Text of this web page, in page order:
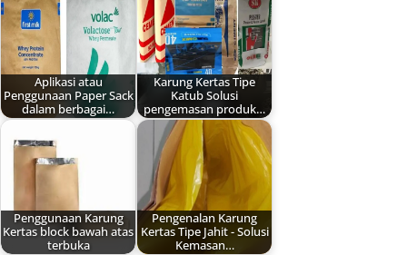
Aplikasi atau
Penggunaan Paper Sack
dalam berbagai…
Karung Kertas Tipe
Katub Solusi
pengemasan produk…
Penggunaan Karung
Kertas block bawah atas
terbuka
Pengenalan Karung
Kertas Tipe Jahit - Solusi
Kemasan…